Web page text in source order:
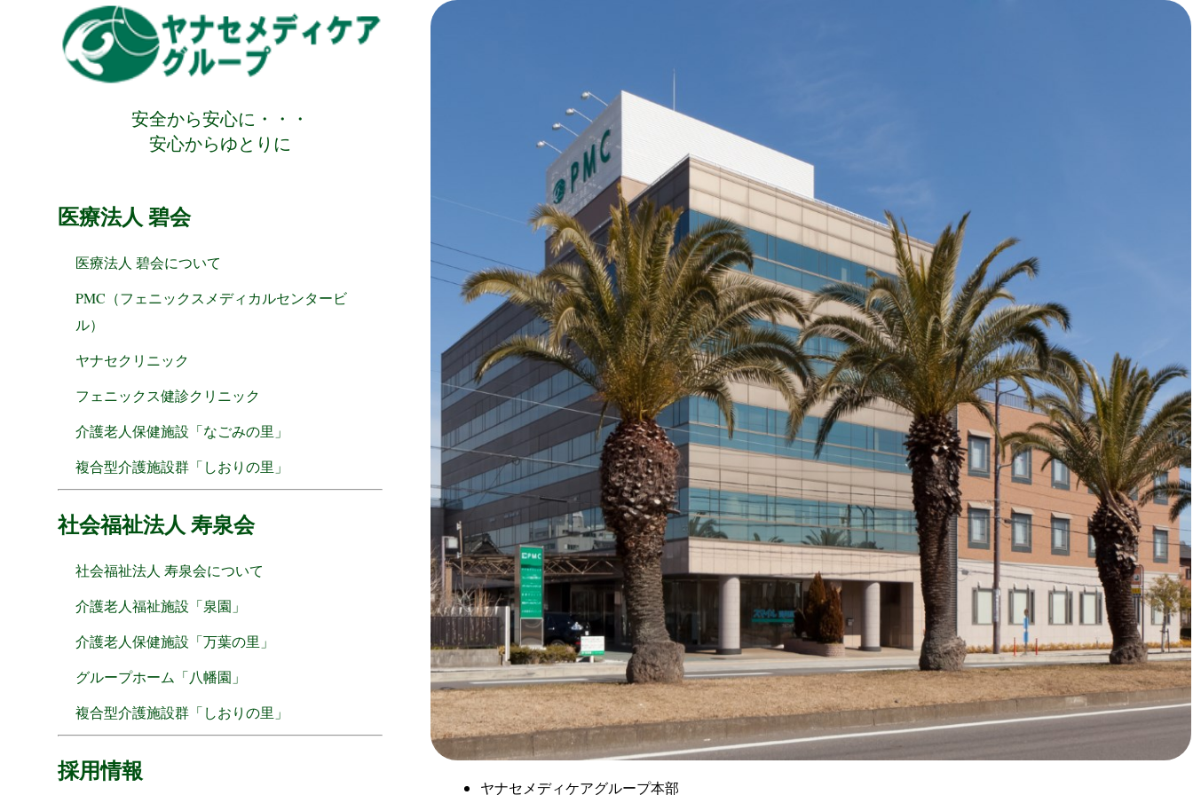
安全から安心に・・・
安心からゆとりに
医療法人 碧会
医療法人 碧会について
PMC（フェニックスメディカルセンタービ
ル）
ヤナセクリニック
フェニックス健診クリニック
介護老人保健施設「なごみの里」
複合型介護施設群「しおりの里」
社会福祉法人 寿泉会
社会福祉法人 寿泉会について
介護老人福祉施設「泉園」
介護老人保健施設「万葉の里」
グループホーム「八幡園」
複合型介護施設群「しおりの里」
採用情報
ヤナセメディケアグループ本部